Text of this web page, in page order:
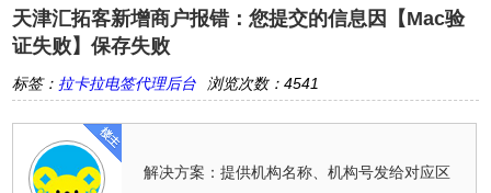
天津汇拓客新增商户报错：您提交的信息因【Mac验
证失败】保存失败
标签： 拉卡拉电签代理后台 浏览次数：4541
解决方案：提供机构名称、机构号发给对应区